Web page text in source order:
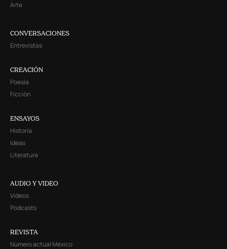
Arte
CONVERSACIONES
Entrevistas
CREACIÓN
Poesía
Ficción
ENSAYOS
Historia
Ideas
Literatura
AUDIO Y VIDEO
Videos
Podcasts
REVISTA
Número actual México